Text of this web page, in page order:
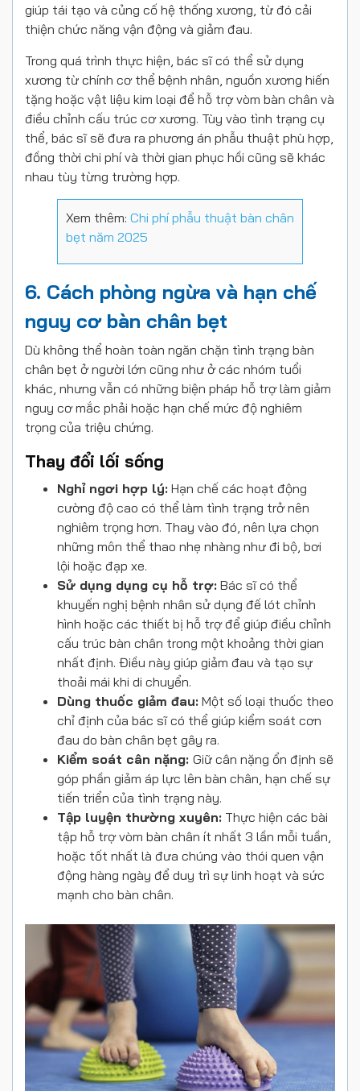
giúp tái tạo và củng cố hệ thống xương, từ đó cải
thiện chức năng vận động và giảm đau.
Trong quá trình thực hiện, bác sĩ có thể sử dụng
xương từ chính cơ thể bệnh nhân, nguồn xương hiến
tặng hoặc vật liệu kim loại để hỗ trợ vòm bàn chân và
điều chỉnh cấu trúc cơ xương. Tùy vào tình trạng cụ
thể, bác sĩ sẽ đưa ra phương án phẫu thuật phù hợp,
đồng thời chi phí và thời gian phục hồi cũng sẽ khác
nhau tùy từng trường hợp.
Xem thêm: Chi phí phẫu thuật bàn chân
bẹt năm 2025
6. Cách phòng ngừa và hạn chế
nguy cơ bàn chân bẹt
Dù không thể hoàn toàn ngăn chặn tình trạng bàn
chân bẹt ở người lớn cũng như ở các nhóm tuổi
khác, nhưng vẫn có những biện pháp hỗ trợ làm giảm
nguy cơ mắc phải hoặc hạn chế mức độ nghiêm
trọng của triệu chứng.
Thay đổi lối sống
Nghỉ ngơi hợp lý: Hạn chế các hoạt động
cường độ cao có thể làm tình trạng trở nên
nghiêm trọng hơn. Thay vào đó, nên lựa chọn
những môn thể thao nhẹ nhàng như đi bộ, bơi
lội hoặc đạp xe.
Sử dụng dụng cụ hỗ trợ: Bác sĩ có thể
khuyến nghị bệnh nhân sử dụng đế lót chỉnh
hình hoặc các thiết bị hỗ trợ để giúp điều chỉnh
cấu trúc bàn chân trong một khoảng thời gian
nhất định. Điều này giúp giảm đau và tạo sự
thoải mái khi di chuyển.
Dùng thuốc giảm đau: Một số loại thuốc theo
chỉ định của bác sĩ có thể giúp kiểm soát cơn
đau do bàn chân bẹt gây ra.
Kiểm soát cân nặng: Giữ cân nặng ổn định sẽ
góp phần giảm áp lực lên bàn chân, hạn chế sự
tiến triển của tình trạng này.
Tập luyện thường xuyên: Thực hiện các bài
tập hỗ trợ vòm bàn chân ít nhất 3 lần mỗi tuần,
hoặc tốt nhất là đưa chúng vào thói quen vận
động hàng ngày để duy trì sự linh hoạt và sức
mạnh cho bàn chân.